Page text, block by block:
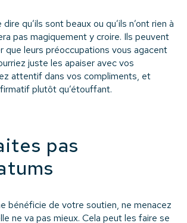
qu’ils sont beaux ou qu’ils n’ont rien à
pas magiquement y croire. Ils peuvent
que leurs préoccupations vous agacent
juste les apaiser avec vos
attentif dans vos compliments, et
plutôt qu’étouffant.
pas
bénéficie de votre soutien, ne menacez
ne va pas mieux. Cela peut les faire se